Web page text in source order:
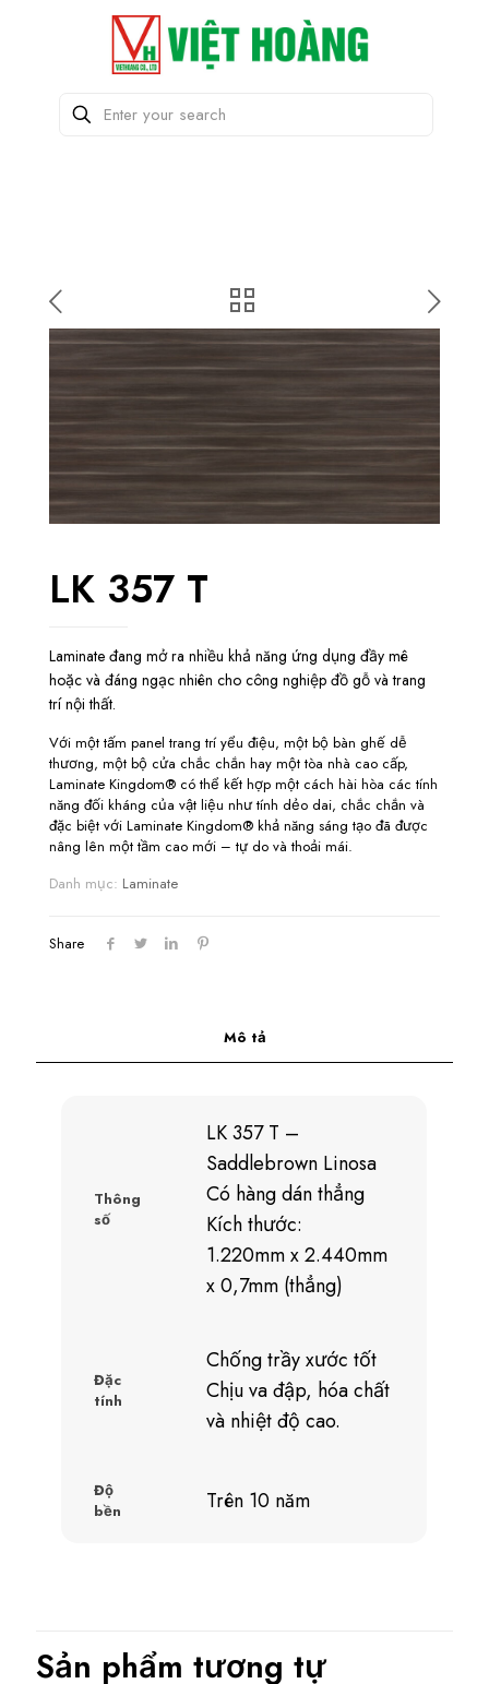
LK 357 T
Laminate đang mở ra nhiều khả năng ứng dụng đầy mê
hoặc và đáng ngạc nhiên cho công nghiệp đồ gỗ và trang
trí nội thất.
Với một tấm panel trang trí yểu điệu, một bộ bàn ghế dễ
thương, một bộ cửa chắc chắn hay một tòa nhà cao cấp,
Laminate Kingdom® có thể kết hợp một cách hài hòa các tính
năng đối kháng của vật liệu như tính dẻo dai, chắc chắn và
đặc biệt với Laminate Kingdom® khả năng sáng tạo đã được
nâng lên một tầm cao mới – tự do và thoải mái.
Danh mục: Laminate
Share
Mô tả
Thông
số
LK 357 T –
Saddlebrown Linosa
Có hàng dán thẳng
Kích thước:
1.220mm x 2.440mm
x 0,7mm (thẳng)
Đặc
tính
Chống trầy xước tốt
Chịu va đập, hóa chất
và nhiệt độ cao.
Độ
bền
Trên 10 năm
Sản phẩm tương tự